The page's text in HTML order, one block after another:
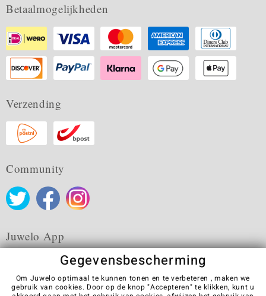
Betaalmogelijkheden
Verzending
Community
Juwelo App
Gegevensbescherming
Om Juwelo optimaal te kunnen tonen en te verbeteren , maken we
gebruik van cookies. Door op de knop "Accepteren" te klikken, kunt u